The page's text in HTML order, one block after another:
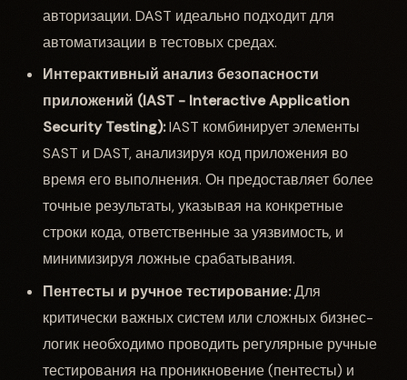
авторизации. DAST идеально подходит для
автоматизации в тестовых средах.
Интерактивный анализ безопасности
приложений (IAST - Interactive Application
Security Testing):IAST комбинирует элементы
SAST и DAST, анализируя код приложения во
время его выполнения. Он предоставляет более
точные результаты, указывая на конкретные
строки кода, ответственные за уязвимость, и
минимизируя ложные срабатывания.
Пентесты и ручное тестирование:Для
критически важных систем или сложных бизнес-
логик необходимо проводить регулярные ручные
тестирования на проникновение (пентесты) и